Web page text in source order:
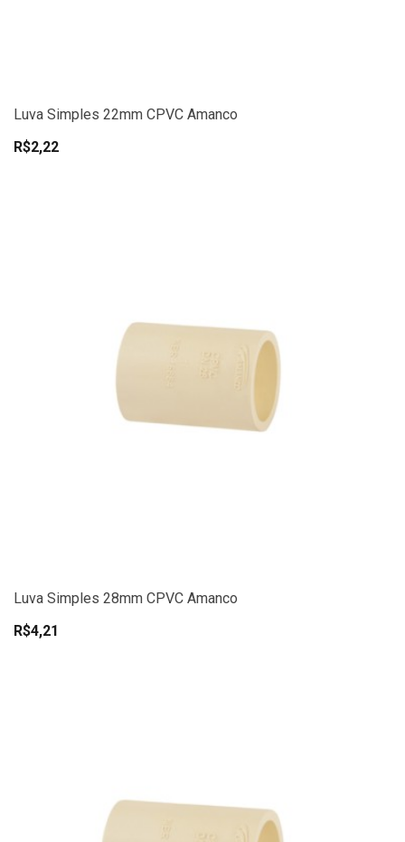
Luva Simples 22mm CPVC Amanco
R$2,22
Luva Simples 28mm CPVC Amanco
R$4,21